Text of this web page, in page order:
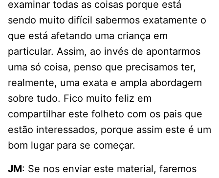
examinar todas as coisas porque está
sendo muito difícil sabermos exatamente o
que está afetando uma criança em
particular. Assim, ao invés de apontarmos
uma só coisa, penso que precisamos ter,
realmente, uma exata e ampla abordagem
sobre tudo. Fico muito feliz em
compartilhar este folheto com os pais que
estão interessados, porque assim este é um
bom lugar para se começar.
JM: Se nos enviar este material, faremos